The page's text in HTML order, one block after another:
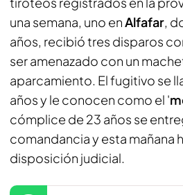
una semana, uno enAlfafar,
años, recibió tres disparos
ser amenazado con un
aparcamiento. El fugitivo se
años y le conocen como el '
cómplice de 23 años se
comandancia y esta mañana
disposición judicial.